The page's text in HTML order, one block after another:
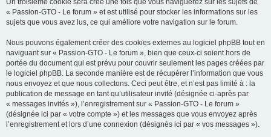
Un troisième cookie sera créé une fois que vous naviguerez sur les sujets de
« Passion-GTO - Le forum » et est utilisé pour stocker les informations sur les
sujets que vous avez lus, ce qui améliore votre navigation sur le forum.
Nous pouvons également créer des cookies externes au logiciel phpBB tout en
naviguant sur « Passion-GTO - Le forum », bien que ceux-ci soient hors de
portée du document qui est prévu pour couvrir seulement les pages créées par
le logiciel phpBB. La seconde manière est de récupérer l’information que vous
nous envoyez et que nous collectons. Ceci peut être, et n’est pas limité à : la
publication de message en tant qu’utilisateur invité (désignée ci-après par
« messages invités »), l’enregistrement sur « Passion-GTO - Le forum »
(désignée ici par « votre compte ») et les messages que vous envoyez après
l’enregistrement et lors d’une connexion (désignés ici par « vos messages »).